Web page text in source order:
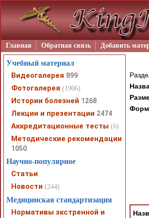
Главная Обратная связь Добавить
Учебный материал
Видеогалерея 899
Фотогалерея (1906)
Истории болезней 1268
Лекции и презентации 2474
Аккредитационные тесты (6)
Методические рекомендации
1050
Научно-популярное
Статьи
Новости (244)
Медицинская стандартизация
Нормативы экстренной и